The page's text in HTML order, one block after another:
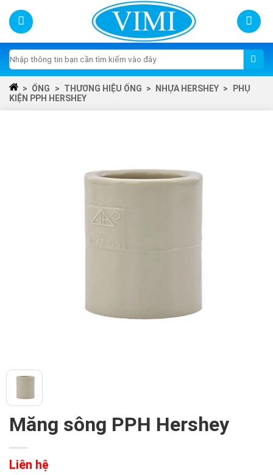
Skip
content
Tìm
kiếm:
> ỐNG > THƯƠNG HIỆU ỐNG > NHỰA HERSHEY >
PHỤ
KIỆN PPH HERSHEY
Măng sông PPH Hershey
Liên hệ